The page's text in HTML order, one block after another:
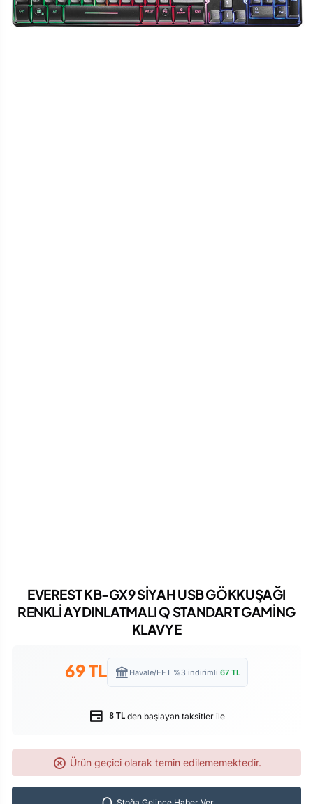
EVEREST KB-GX9 SİYAH USB GÖKKUŞAĞI
RENKLİ AYDINLATMALI Q STANDART GAMİNG
KLAVYE
69TL Havale/EFT %3 indirimli:67 TL
8 TLden başlayan taksitler ile
Ürün geçici olarak temin edilememektedir.